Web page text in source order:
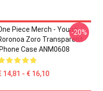
Piece Merch - Young
Zoro Transparent
IPhone Case ANM0608
14,81 - € 16,10
-20%